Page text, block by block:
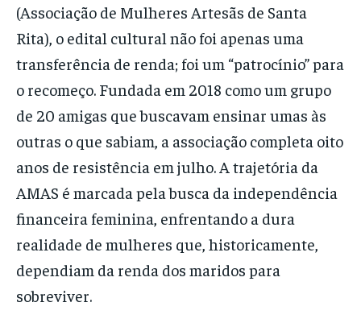
(Associação de Mulheres Artesãs de Santa
Rita), o edital cultural não foi apenas uma
transferência de renda; foi um “patrocínio” para
o recomeço. Fundada em 2018 como um grupo
de 20 amigas que buscavam ensinar umas às
outras o que sabiam, a associação completa oito
anos de resistência em julho. A trajetória da
AMAS é marcada pela busca da independência
financeira feminina, enfrentando a dura
realidade de mulheres que, historicamente,
dependiam da renda dos maridos para
sobreviver.